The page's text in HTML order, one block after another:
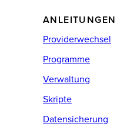
ANLEITUNGEN
Providerwechsel
Programme
Verwaltung
Skripte
Datensicherung